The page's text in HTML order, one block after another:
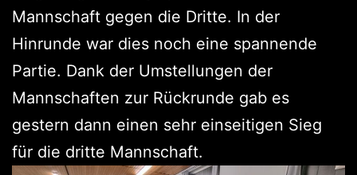
Mannschaft gegen die Dritte. In der
Hinrunde war dies noch eine spannende
Partie. Dank der Umstellungen der
Mannschaften zur Rückrunde gab es
gestern dann einen sehr einseitigen Sieg
für die dritte Mannschaft.